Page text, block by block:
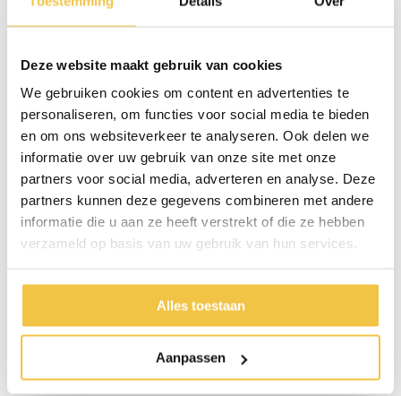
Deze website maakt gebruik van cookies
We gebruiken cookies om content en advertenties te
personaliseren, om functies voor social media te bieden
en om ons websiteverkeer te analyseren. Ook delen we
informatie over uw gebruik van onze site met onze
partners voor social media, adverteren en analyse. Deze
partners kunnen deze gegevens combineren met andere
informatie die u aan ze heeft verstrekt of die ze hebben
verzameld op basis van uw gebruik van hun services.
Alles toestaan
Aanpassen
aan jou, zoals je naam, adres en/of e-mailadres. Deze hebben wij
nodig om de actie kunnen uitvoeren en de prijswinnaar(s) bekend
Wij verzamelen deze gegevens met jouw toestemming. In de
voorwaarden van de betreffende prijsvraag of actie kun je
terugvinden waarvoor jouw gegevens precies worden gebruikt en
hoelang wij deze bewaren.
Gegevens om fraude tegen te gaan
Op beveiligingsincidenten en fraude zit niemand te wachten, wij
ook niet. Daarom gebruiken wij persoonsgegevens (waaronder
IP-adressen en zoek, surf- en koopgedrag) om ongeautoriseerde
gaan.
Achteraf betalen
Als je artikelen koopt die je niet meteen wilt betalen, kunnen wij je
kredietwaardigheid toetsen. We kunnen daarbij gebruikmaken van
externe bureaus.